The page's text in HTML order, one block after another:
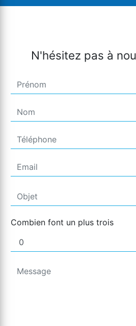
N'hésitez pas à
Combien font un plus trois